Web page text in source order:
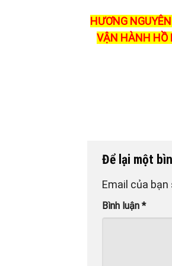
HƯƠNG
VẬN HÀNH HỒ
Để lại một
Email của
Bình luận *